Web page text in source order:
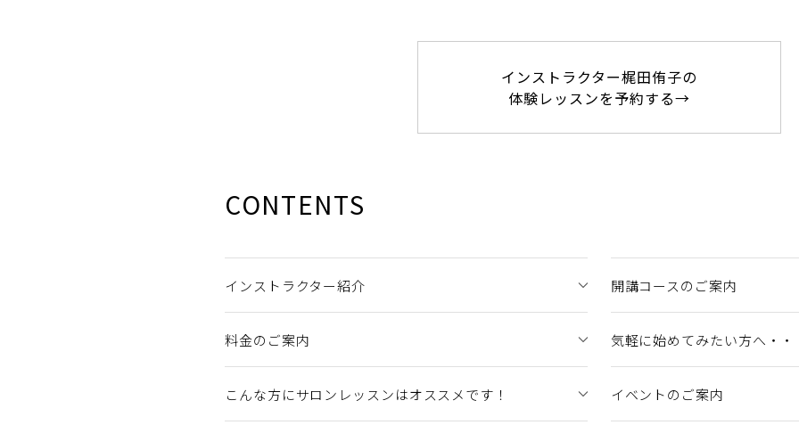
インストラクター梶田侑子の
体験レッスンを予約する→
CONTENTS
インストラクター紹介 開講コースのご案内
料金のご案内 気軽に始めてみたい方へ・・
こんな方にサロンレッスンはオススメです！ イベントのご案内